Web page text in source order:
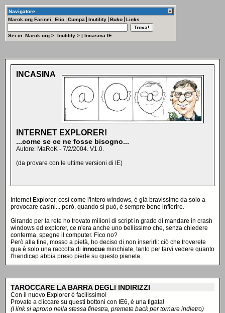
Navigatore
Marok.org Farinei Elio Cumpa Inutility Buko Links
Sei in: Marok.org > Inutility > | Incasina IE
INCASINA
INTERNET EXPLORER!
...come se ce ne fosse bisogno...
Autore: MaRoK - 7/2/2004. V1.0.
(da provare con le ultime versioni di IE)
Internet Explorer, così come l'intero windows, è già bravissimo da solo a
provocare casini... però, quando si può, è sempre bene infierire.
Girando per la rete ho trovato milioni di script in grado di mandare in crash
windows ed explorer, ce n'era anche uno bellissimo che, senza chiedere
conferma, spegne il computer. Fico no?
Però alla fine, mosso a pietà, ho deciso di non inserirli: ciò che troverete
qua è solo una raccolta di innocue minchiate, tanto per farvi vedere quanto
l'handicap abbia preso piede su questo pianeta.
TAROCCARE LA BARRA DEGLI INDIRIZZI
Con il nuovo Explorer è facilissimo!
Provate a cliccare su questi bottoni con IE6, è una figata!
(I link si aprono nella stessa finestra, premete back per tornare indietro)